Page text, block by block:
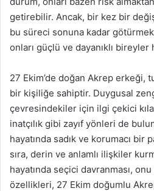
getirebilir. Ancak, bir kez bir
bu süreci sonuna kadar
onları güçlü ve dayanıklı
27 Ekim’de doğan Akrep erkeği,
bir kişiliğe sahiptir. Duygusal
çevresindekiler için ilgi çekici
inatçılık gibi zayıf yönleri de
hayatında sadık ve korumacı bir
sıra, derin ve anlamlı ilişkiler
hayatında seçici davranması,
özellikleri, 27 Ekim doğumlu